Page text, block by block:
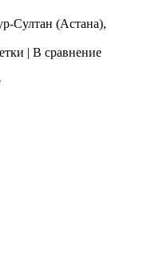
Султан (Астана),
| В сравнение